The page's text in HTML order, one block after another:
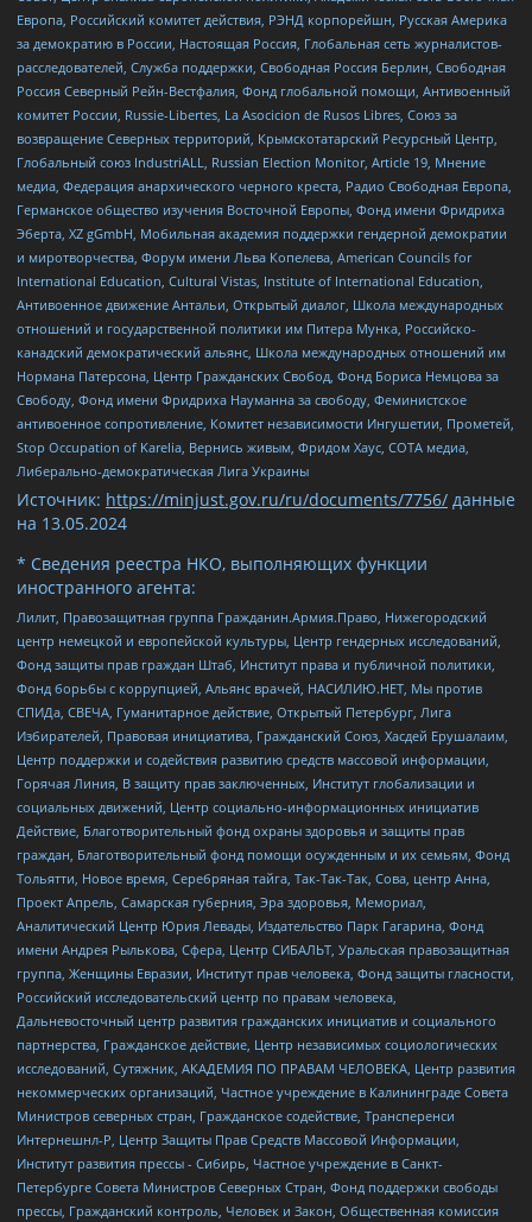
Европа, Российский комитет действия, РЭНД корпорейшн, Русская Америка
за демократию в России, Настоящая Россия, Глобальная сеть журналистов-
расследователей, Служба поддержки, Свободная Россия Берлин, Свободная
Россия Северный Рейн-Вестфалия, Фонд глобальной помощи, Антивоенный
комитет России, Russie-Libertes, La Asocicion de Rusos Libres, Союз за
возвращение Северных территорий, Крымскотатарский Ресурсный Центр,
Глобальный союз IndustriALL, Russian Election Monitor, Article 19, Мнение
медиа, Федерация анархического черного креста, Радио Свободная Европа,
Германское общество изучения Восточной Европы, Фонд имени Фридриха
Эберта, XZ gGmbH, Мобильная академия поддержки гендерной демократии
и миротворчества, Форум имени Льва Копелева, American Councils for
International Education, Cultural Vistas, Institute of International Education,
Антивоенное движение Антальи, Открытый диалог, Школа международных
отношений и государственной политики им Питера Мунка, Российско-
канадский демократический альянс, Школа международных отношений им
Нормана Патерсона, Центр Гражданских Свобод, Фонд Бориса Немцова за
Свободу, Фонд имени Фридриха Науманна за свободу, Феминистское
антивоенное сопротивление, Комитет независимости Ингушетии, Прометей,
Stop Occupation of Karelia, Вернись живым, Фридом Хаус, СОТА медиа,
Либерально-демократическая Лига Украины
Источник: https://minjust.gov.ru/ru/documents/7756/ данные
на 13.05.2024
* Сведения реестра НКО, выполняющих функции
иностранного агента:
Лилит, Правозащитная группа Гражданин.Армия.Право, Нижегородский
центр немецкой и европейской культуры, Центр гендерных исследований,
Фонд защиты прав граждан Штаб, Институт права и публичной политики,
Фонд борьбы с коррупцией, Альянс врачей, НАСИЛИЮ.НЕТ, Мы против
СПИДа, СВЕЧА, Гуманитарное действие, Открытый Петербург, Лига
Избирателей, Правовая инициатива, Гражданский Союз, Хасдей Ерушалаим,
Центр поддержки и содействия развитию средств массовой информации,
Горячая Линия, В защиту прав заключенных, Институт глобализации и
социальных движений, Центр социально-информационных инициатив
Действие, Благотворительный фонд охраны здоровья и защиты прав
граждан, Благотворительный фонд помощи осужденным и их семьям, Фонд
Тольятти, Новое время, Серебряная тайга, Так-Так-Так, Сова, центр Анна,
Проект Апрель, Самарская губерния, Эра здоровья, Мемориал,
Аналитический Центр Юрия Левады, Издательство Парк Гагарина, Фонд
имени Андрея Рылькова, Сфера, Центр СИБАЛЬТ, Уральская правозащитная
группа, Женщины Евразии, Институт прав человека, Фонд защиты гласности,
Российский исследовательский центр по правам человека,
Дальневосточный центр развития гражданских инициатив и социального
партнерства, Гражданское действие, Центр независимых социологических
исследований, Сутяжник, АКАДЕМИЯ ПО ПРАВАМ ЧЕЛОВЕКА, Центр развития
некоммерческих организаций, Частное учреждение в Калининграде Совета
Министров северных стран, Гражданское содействие, Трансперенси
Интернешнл-Р, Центр Защиты Прав Средств Массовой Информации,
Институт развития прессы - Сибирь, Частное учреждение в Санкт-
Петербурге Совета Министров Северных Стран, Фонд поддержки свободы
прессы, Гражданский контроль, Человек и Закон, Общественная комиссия